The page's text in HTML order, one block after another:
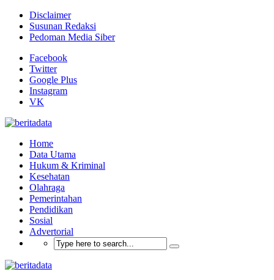
Disclaimer
Susunan Redaksi
Pedoman Media Siber
Facebook
Twitter
Google Plus
Instagram
VK
Home
Data Utama
Hukum & Kriminal
Kesehatan
Olahraga
Pemerintahan
Pendidikan
Sosial
Advertorial